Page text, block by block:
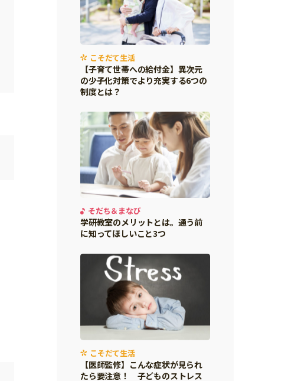
こそだて生活
【子育て世帯への給付金】異次元
の少子化対策でより充実する6つの
制度とは？
そだち＆まなび
学研教室のメリットとは。通う前
に知ってほしいこと3つ
こそだて生活
【医師監修】こんな症状が見られ
たら要注意！ 子どものストレス